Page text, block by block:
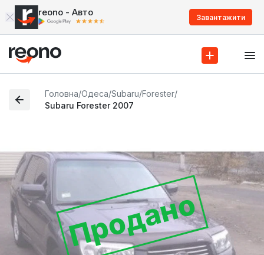
reono - Авто Завантажити
Головна/Одеса/Subaru/Forester/
Subaru Forester 2007
Продано